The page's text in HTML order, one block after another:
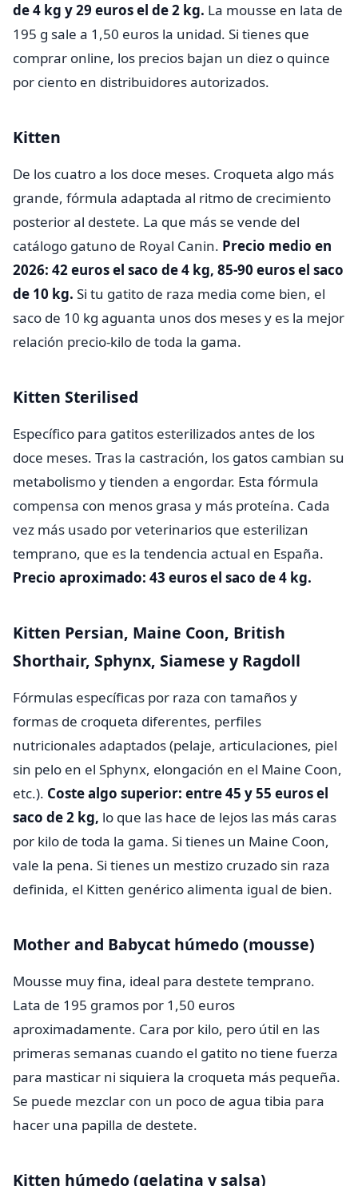
de 4 kg y 29 euros el de 2 kg. La mousse en lata de
195 g sale a 1,50 euros la unidad. Si tienes que
comprar online, los precios bajan un diez o quince
por ciento en distribuidores autorizados.
Kitten
De los cuatro a los doce meses. Croqueta algo más
grande, fórmula adaptada al ritmo de crecimiento
posterior al destete. La que más se vende del
catálogo gatuno de Royal Canin. Precio medio en
2026: 42 euros el saco de 4 kg, 85-90 euros el saco
de 10 kg. Si tu gatito de raza media come bien, el
saco de 10 kg aguanta unos dos meses y es la mejor
relación precio-kilo de toda la gama.
Kitten Sterilised
Específico para gatitos esterilizados antes de los
doce meses. Tras la castración, los gatos cambian su
metabolismo y tienden a engordar. Esta fórmula
compensa con menos grasa y más proteína. Cada
vez más usado por veterinarios que esterilizan
temprano, que es la tendencia actual en España.
Precio aproximado: 43 euros el saco de 4 kg.
Kitten Persian, Maine Coon, British
Shorthair, Sphynx, Siamese y Ragdoll
Fórmulas específicas por raza con tamaños y
formas de croqueta diferentes, perfiles
nutricionales adaptados (pelaje, articulaciones, piel
sin pelo en el Sphynx, elongación en el Maine Coon,
etc.). Coste algo superior: entre 45 y 55 euros el
saco de 2 kg, lo que las hace de lejos las más caras
por kilo de toda la gama. Si tienes un Maine Coon,
vale la pena. Si tienes un mestizo cruzado sin raza
definida, el Kitten genérico alimenta igual de bien.
Mother and Babycat húmedo (mousse)
Mousse muy fina, ideal para destete temprano.
Lata de 195 gramos por 1,50 euros
aproximadamente. Cara por kilo, pero útil en las
primeras semanas cuando el gatito no tiene fuerza
para masticar ni siquiera la croqueta más pequeña.
Se puede mezclar con un poco de agua tibia para
hacer una papilla de destete.
Kitten húmedo (gelatina y salsa)